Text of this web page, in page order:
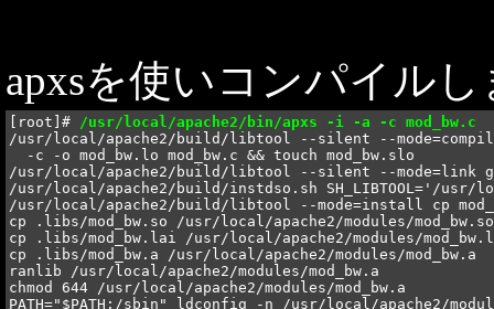
apxsを使いコンパイルし
[root]#
/usr/local/apache2/bin/apxs -i -a -c mod_bw.c
/usr/local/apache2/build/libtool --silent --mode=compile
  -c -o mod_bw.lo mod_bw.c && touch mod_bw.slo
/usr/local/apache2/build/libtool --silent --mode=link
/usr/local/apache2/build/instdso.sh SH_LIBTOOL='/
/usr/local/apache2/build/libtool --mode=install cp
cp .libs/mod_bw.so /usr/local/apache2/modules/mod_bw.so
cp .libs/mod_bw.lai /usr/local/apache2/modules/
cp .libs/mod_bw.a /usr/local/apache2/modules/mod_bw.a
ranlib /usr/local/apache2/modules/mod_bw.a
chmod 644 /usr/local/apache2/modules/mod_bw.a
PATH="$PATH:/sbin" ldconfig -n /usr/local/apache2/